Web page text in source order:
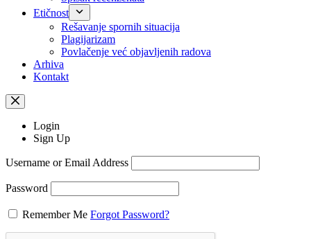
Etičnost
Rešavanje spornih situacija
Plagijarizam
Povlačenje već objavljenih radova
Arhiva
Kontakt
Login
Sign Up
Username or Email Address
Password
Remember Me Forgot Password?